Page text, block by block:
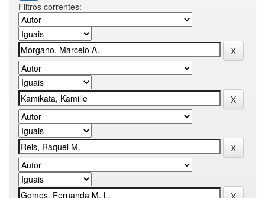
Filtros correntes: